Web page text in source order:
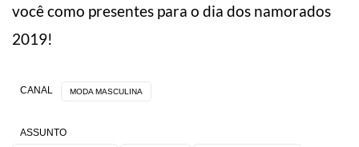
você como presentes para o dia dos namorados
2019!
CANAL MODA MASCULINA
ASSUNTO